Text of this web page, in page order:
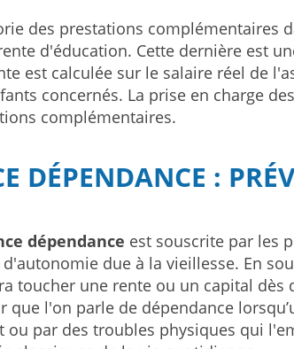
des prestations complémentaires
d'éducation. Cette dernière est
est calculée sur le salaire réel de
concernés. La prise en charge
complémentaires.
DÉPENDANCE :
dépendance est souscrite par les
due à la vieillesse. En
toucher une rente ou un capital dès
que l'on parle de dépendance
par des troubles physiques qui